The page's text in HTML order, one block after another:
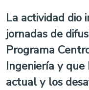
La actividad dio
jornadas de
Programa
Ingeniería y
actual y los